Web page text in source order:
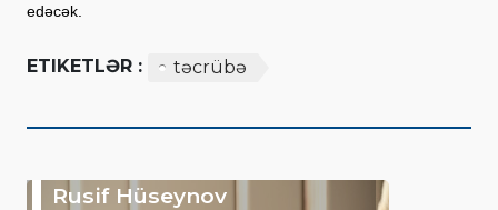
edəcək.
ETIKETLƏR : təcrübə
Rusif Hüseynov